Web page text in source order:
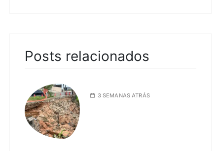
Posts relacionados
3 SEMANAS ATRÁS